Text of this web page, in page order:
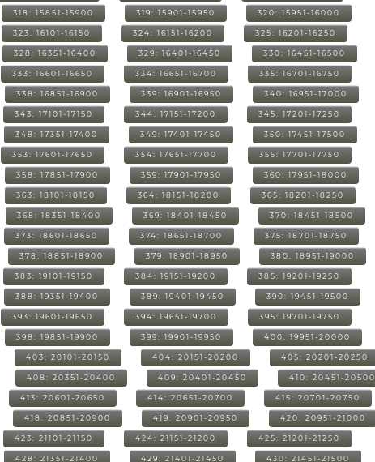
318: 15851-15900 319: 15901-15950 320: 15951-16000
323: 16101-16150 324: 16151-16200 325: 16201-16250
328: 16351-16400 329: 16401-16450 330: 16451-16500
333: 16601-16650 334: 16651-16700 335: 16701-16750
338: 16851-16900 339: 16901-16950 340: 16951-17000
343: 17101-17150 344: 17151-17200 345: 17201-17250
348: 17351-17400 349: 17401-17450 350: 17451-17500
353: 17601-17650 354: 17651-17700 355: 17701-17750
358: 17851-17900 359: 17901-17950 360: 17951-18000
363: 18101-18150 364: 18151-18200 365: 18201-18250
368: 18351-18400 369: 18401-18450 370: 18451-18500
373: 18601-18650 374: 18651-18700 375: 18701-18750
378: 18851-18900 379: 18901-18950 380: 18951-19000
383: 19101-19150 384: 19151-19200 385: 19201-19250
388: 19351-19400 389: 19401-19450 390: 19451-19500
393: 19601-19650 394: 19651-19700 395: 19701-19750
398: 19851-19900 399: 19901-19950 400: 19951-20000
403: 20101-20150 404: 20151-20200 405: 20201-20250
408: 20351-20400 409: 20401-20450 410: 20451-20500
413: 20601-20650 414: 20651-20700 415: 20701-20750
418: 20851-20900 419: 20901-20950 420: 20951-21000
423: 21101-21150 424: 21151-21200 425: 21201-21250
428: 21351-21400 429: 21401-21450 430: 21451-21500